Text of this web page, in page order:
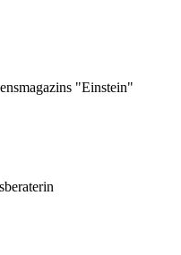
"Einstein"